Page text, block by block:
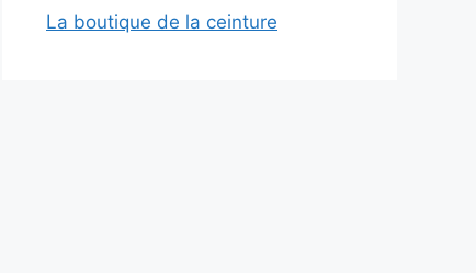
La boutique de la ceinture